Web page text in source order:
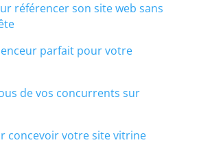
référencer son site web sans
parfait pour votre
de vos concurrents sur
concevoir votre site vitrine